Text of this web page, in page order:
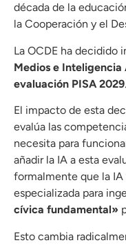
década de la
la Cooperación y el
La OCDE ha decidido
Medios e
evaluación PISA 2029.
El impacto de esta
evalúa las
necesita para
añadir la IA a esta
formalmente que la
especializada para
cívica fundamental»
Esto cambia